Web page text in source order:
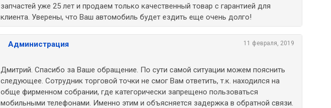
запчастей уже 25 лет и продаем только качественный товар с гарантией для
клиента. Уверены, что Ваш автомобиль будет ездить еще очень долго!
11 февраля, 2019
Администрация
Дмитрий. Спасибо за Ваше обращение. По сути самой ситуации можем пояснить
следующее. Сотрудник торговой точки не смог Вам ответить, т.к. находился на
обще фирменном собрании, где категорически запрещено пользоваться
мобильными телефонами. Именно этим и объясняется задержка в обратной связи.